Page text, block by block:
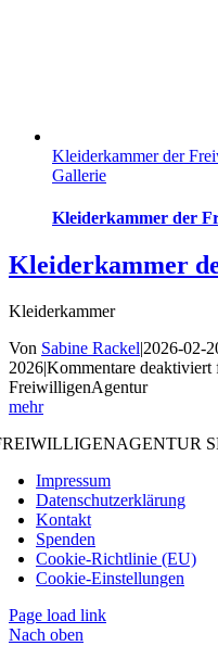
Kleiderkammer der
Gallerie
Kleiderkammer der
Kleiderkammer
Kleiderkammer
Von Sabine Rackel|2026-02-
2026|Kommentare deaktiviert
FreiwilligenAgentur
mehr
Impressum
Datenschutzerklärung
Kontakt
Spenden
Cookie-Richtlinie (EU)
Cookie-Einstellungen
Page load link
Nach oben